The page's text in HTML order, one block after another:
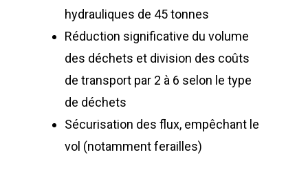
hydrauliques de 45 tonnes
Réduction significative du volume
des déchets et division des coûts
de transport par 2 à 6 selon le type
de déchets
Sécurisation des flux, empêchant le
vol (notamment ferailles)